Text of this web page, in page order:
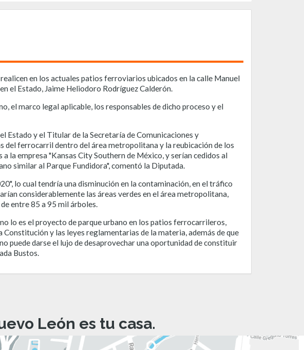
en los actuales patios ferroviarios ubicados en la calle Manuel
el Estado, Jaime Heliodoro Rodríguez Calderón.
el marco legal aplicable, los responsables de dicho proceso y el
Estado y el Titular de la Secretaría de Comunicaciones y
del ferrocarril dentro del área metropolitana y la reubicación de los
la empresa "Kansas City Southern de México, y serían cedidos al
similar al Parque Fundidora", comentó la Diputada.
lo cual tendría una disminución en la contaminación, en el tráfico
considerablemente las áreas verdes en el área metropolitana,
entre 85 a 95 mil árboles.
lo es el proyecto de parque urbano en los patios ferrocarrileros,
y las leyes reglamentarias de la materia, además de que
puede darse el lujo de desaprovechar una oportunidad de constituir
Bustos.
León es tu casa.